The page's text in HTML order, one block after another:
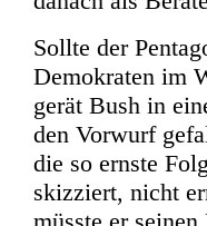
Sollte der
Demokraten im
gerät Bush in
den Vorwurf
die so ernste
skizziert, nicht